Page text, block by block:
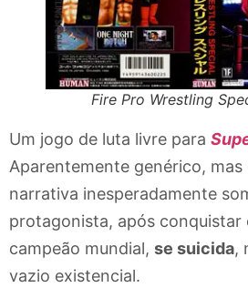
Fire Pro Wrestling
Um jogo de luta livre para
Aparentemente genérico, mas
narrativa inesperadamente
protagonista, após conquistar
campeão mundial, se suicida,
vazio existencial.